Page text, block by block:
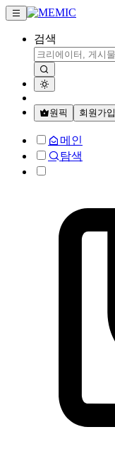
검색
원픽 회원가입
메인
탐색